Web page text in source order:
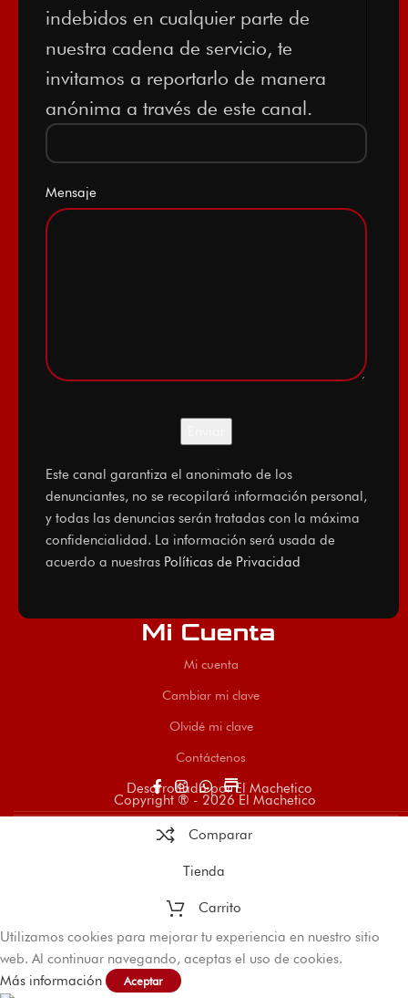
indebidos en cualquier parte de
nuestra cadena de servicio, te
invitamos a reportarlo de manera
anónima a través de este canal.
Mensaje
Este canal garantiza el anonimato de los
denunciantes, no se recopilará información personal,
y todas las denuncias serán tratadas con la máxima
confidencialidad. La información será usada de
acuerdo a nuestras Políticas de Privacidad
Mi Cuenta
Mi cuenta
Cambiar mi clave
Olvidé mi clave
Contáctenos
store
Desarrollado por El Machetico
Copyright ® - 2026 El Machetico
Comparar
Tienda
Carrito
Utilizamos cookies para mejorar tu experiencia en nuestro sitio
web. Al continuar navegando, aceptas el uso de cookies.
Más información
Aceptar